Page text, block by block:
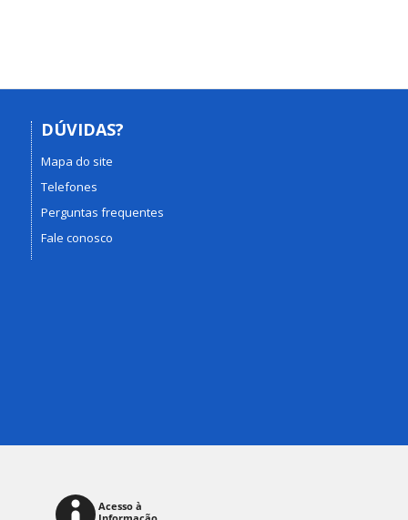
DÚVIDAS?
Mapa do site
Telefones
Perguntas frequentes
Fale conosco